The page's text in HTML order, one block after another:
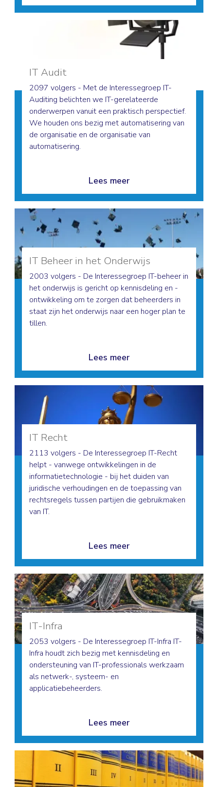
IT Audit
2097 volgers - Met de Interessegroep IT-
Auditing belichten we IT-gerelateerde
onderwerpen vanuit een praktisch perspectief.
We houden ons bezig met automatisering van
de organisatie en de organisatie van
automatisering.
Lees meer
IT Beheer in het Onderwijs
2003 volgers - De Interessegroep IT-beheer in
het onderwijs is gericht op kennisdeling en -
ontwikkeling om te zorgen dat beheerders in
staat zijn het onderwijs naar een hoger plan te
tillen.
Lees meer
IT Recht
2113 volgers - De Interessegroep IT-Recht
helpt - vanwege ontwikkelingen in de
informatietechnologie - bij het duiden van
juridische verhoudingen en de toepassing van
rechtsregels tussen partijen die gebruikmaken
van IT.
Lees meer
IT-Infra
2053 volgers - De Interessegroep IT-Infra IT-
Infra houdt zich bezig met kennisdeling en
ondersteuning van IT-professionals werkzaam
als netwerk-, systeem- en
applicatiebeheerders.
Lees meer